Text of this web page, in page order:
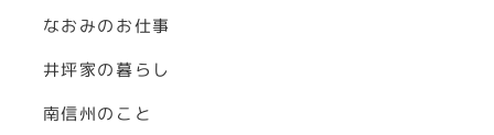
なおみのお仕事
井坪家の暮らし
南信州のこと